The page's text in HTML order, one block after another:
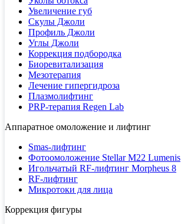
Увеличение губ
Скулы Джоли
Профиль Джоли
Углы Джоли
Коррекция подбородка
Биоревитализация
Мезотерапия
Лечение гипергидроза
Плазмолифтинг
PRP-терапия Regen Lab
Аппаратное омоложение и лифтинг
Smas-лифтинг
Фотоомоложение Stellar M22 Lumenis
Игольчатый RF-лифтинг Morpheus 8
RF-лифтинг
Микротоки для лица
Коррекция фигуры